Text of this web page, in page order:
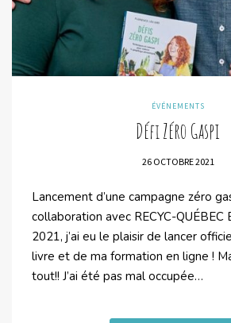
ÉVÉNEMENTS
Défi Zéro Gaspi
26 OCTOBRE 2021
Lancement d’une campagne zéro
collaboration avec RECYC-QUÉBEC
2021, j’ai eu le plaisir de lancer
livre et de ma formation en ligne !
tout!! J’ai été pas mal occupée…